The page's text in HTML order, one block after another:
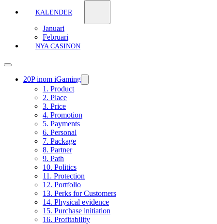
KALENDER
Januari
Februari
NYA CASINON
20P inom iGaming
1. Product
2. Place
3. Price
4. Promotion
5. Payments
6. Personal
7. Package
8. Partner
9. Path
10. Politics
11. Protection
12. Portfolio
13. Perks for Customers
14. Physical evidence
15. Purchase initiation
16. Profitability